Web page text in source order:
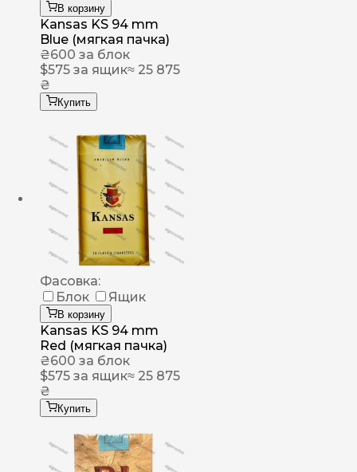
В корзину
Kansas KS 94 mm
Blue (мягкая пачка)
₴600 за блок
$575 за ящик≈ 25 875
₴
Купить
Фасовка:
Блок
Ящик
В корзину
Kansas KS 94 mm
Red (мягкая пачка)
₴600 за блок
$575 за ящик≈ 25 875
₴
Купить